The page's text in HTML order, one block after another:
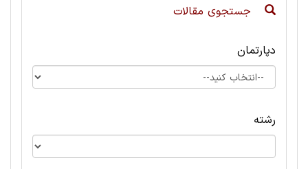
جستجوی مقالات
دپارتمان
رشته